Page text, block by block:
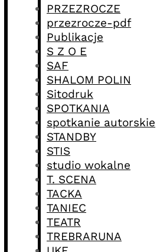
PRZEZROCZE
przezrocze-pdf
Publikacje
S Z O E
SAF
SHALOM POLIN
Sitodruk
SPOTKANIA
spotkanie autorskie
STANDBY
STIS
studio wokalne
T. SCENA
TACKA
TANIEC
TEATR
TREBRARUNA